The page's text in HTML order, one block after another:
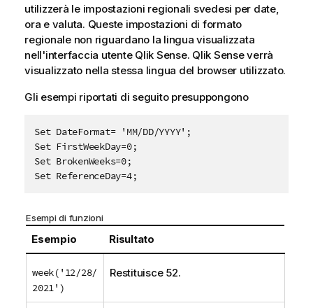
utilizzerà le impostazioni regionali svedesi per date,
ora e valuta. Queste impostazioni di formato
regionale non riguardano la lingua visualizzata
nell'interfaccia utente Qlik Sense. Qlik Senseverrà
visualizzato nella stessa lingua del browser utilizzato.
Gli esempi riportati di seguito presuppongono
Set DateFormat= 'MM/DD/YYYY';
Set FirstWeekDay=0;
Set BrokenWeeks=0;
Set ReferenceDay=4;
Esempi di funzioni
Esempio Risultato
week('12/28/
2021')
Restituisce 52.